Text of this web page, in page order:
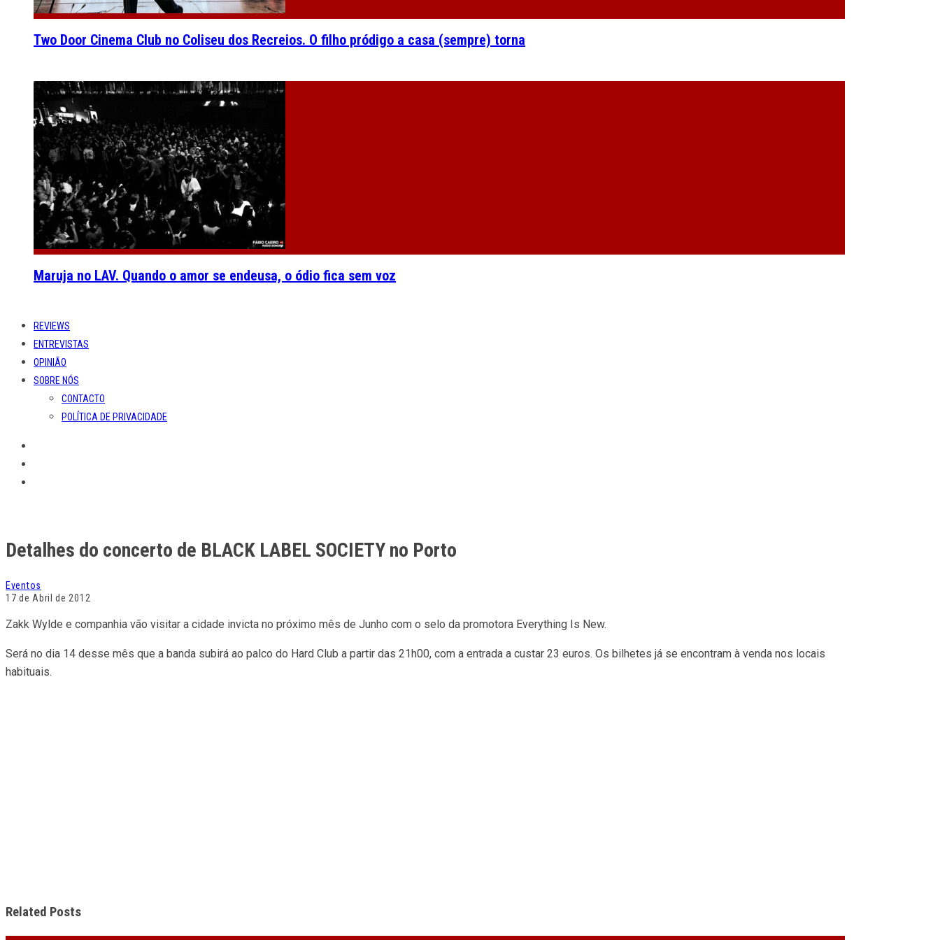
Two Door Cinema Club no Coliseu dos Recreios. O filho pródigo a casa (sempre) torna
Maruja no LAV. Quando o amor se endeusa, o ódio fica sem voz
REVIEWS
ENTREVISTAS
OPINIÃO
SOBRE NÓS
CONTACTO
POLÍTICA DE PRIVACIDADE
Detalhes do concerto de BLACK LABEL SOCIETY no Porto
Eventos
17 de Abril de 2012
Zakk Wylde e companhia vão visitar a cidade invicta no próximo mês de Junho com o selo da promotora Everything Is New.
Será no dia 14 desse mês que a banda subirá ao palco do Hard Club a partir das 21h00, com a entrada a custar 23 euros. Os bilhetes já se encontram à venda nos locais
habituais.
Related Posts